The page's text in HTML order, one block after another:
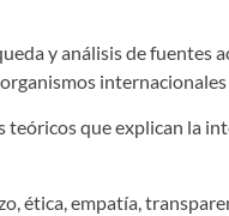
y análisis de fuentes
que explican la
ética, empatía,